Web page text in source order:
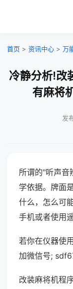
首页 > 资讯中心 > 万
冷静分析!改
有麻将
发
所谓的"听声音
学依据。牌面
什么，怎么可
手机或者使用
若你在仪器使
加微信号;
改装麻将机程